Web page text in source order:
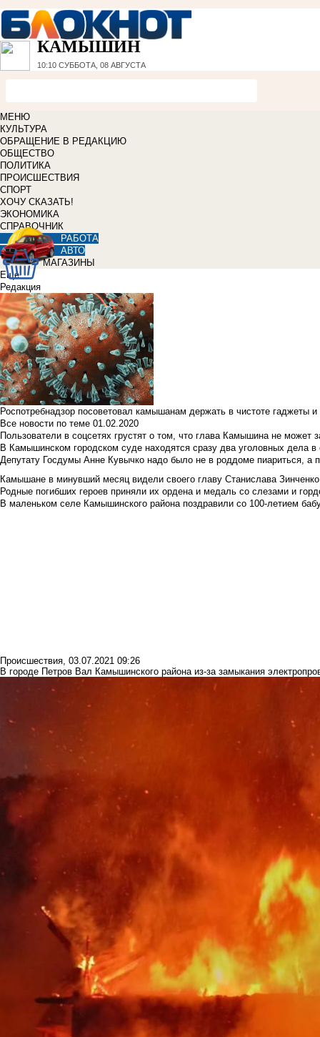
КАМЫШИН
10:10 СУББОТА, 08 АВГУСТА
МЕНЮ
КУЛЬТУРА
ОБРАЩЕНИЕ В РЕДАКЦИЮ
ОБЩЕСТВО
ПОЛИТИКА
ПРОИСШЕСТВИЯ
СПОРТ
ХОЧУ СКАЗАТЬ!
ЭКОНОМИКА
СПРАВОЧНИК
РАБОТА
АВТО
МАГАЗИНЫ
Еще
Редакция
Роспотребнадзор посоветовал камышанам держать в чистоте гаджеты
Все новости по теме 01.02.2020
Пользователи в соцсетях грустят о том, что глава Камышина не может
В Камышинском городском суде находятся сразу два уголовных дела
Депутату Госдумы Анне Кувычко надо было не в роддоме пиариться, а
Камышане в минувший месяц видели своего главу Станислава Зинченко
Родные погибших героев приняли их ордена и медаль со слезами и
В маленьком селе Камышинского района поздравили со 100-летием
Происшествия, 03.07.2021 09:26
В городе Петров Вал Камышинского района из-за замыкания